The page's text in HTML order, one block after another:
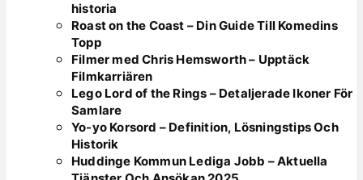
historia
Roast on the Coast – Din Guide Till Komedins
Topp
Filmer med Chris Hemsworth – Upptäck
Filmkarriären
Lego Lord of the Rings – Detaljerade Ikoner För
Samlare
Yo-yo Korsord – Definition, Lösningstips Och
Historik
Huddinge Kommun Lediga Jobb – Aktuella